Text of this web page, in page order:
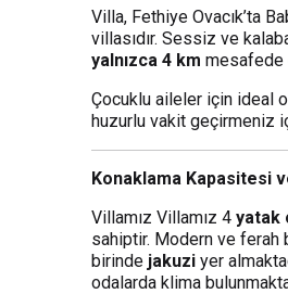
Villa, Fethiye Ovacık’ta
villasıdır. Sessiz ve
yalnızca 4 km mesafede
Çocuklu aileler için ideal
huzurlu vakit geçirmeniz
Konaklama Kapasitesi
Villamız Villamız 4 yatak
sahiptir. Modern ve ferah
birinde jakuzi yer
odalarda klima